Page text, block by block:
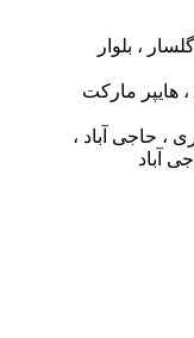
، بلوار
، هایپر مارکت
، حاجی آباد ،
آباد